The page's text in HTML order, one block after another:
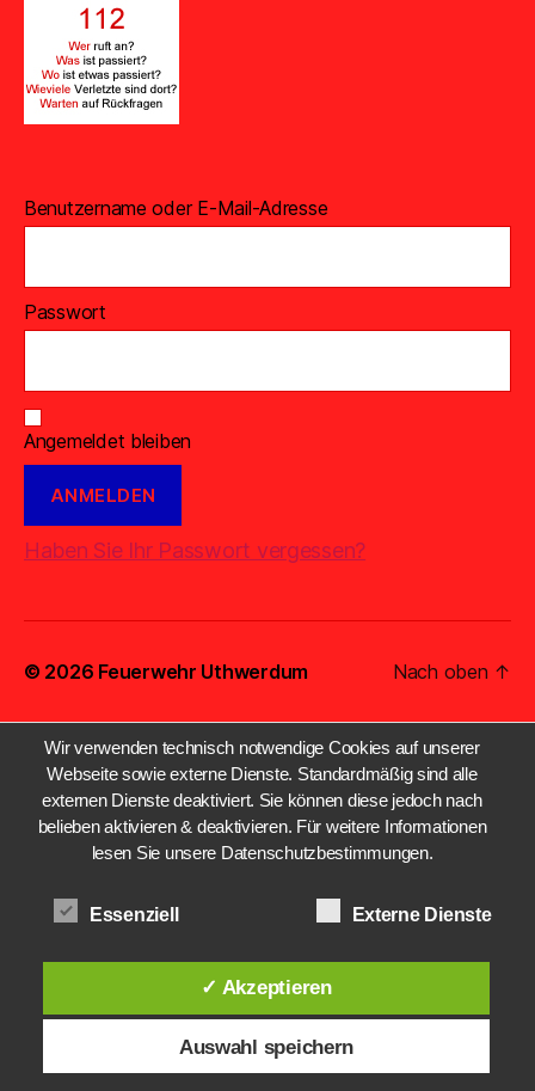
Benutzername oder E-Mail-Adresse
Passwort
Angemeldet bleiben
Haben Sie Ihr Passwort vergessen?
© 2026 Feuerwehr Uthwerdum Nach oben ↑
Wir verwenden technisch notwendige Cookies auf unserer
Webseite sowie externe Dienste. Standardmäßig sind alle
externen Dienste deaktiviert. Sie können diese jedoch nach
belieben aktivieren & deaktivieren. Für weitere Informationen
lesen Sie unsere Datenschutzbestimmungen.
Essenziell Externe Dienste
✓ Akzeptieren
Auswahl speichern